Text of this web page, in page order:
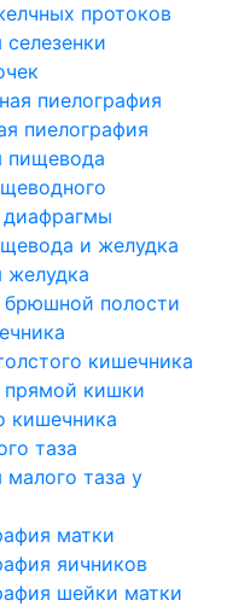
протоков
селезенки
пиелография
пиелография
пищевода
диафрагмы
и желудка
желудка
брюшной полости
кишечника
прямой кишки
кишечника
таза
малого таза у
матки
яичников
шейки матки